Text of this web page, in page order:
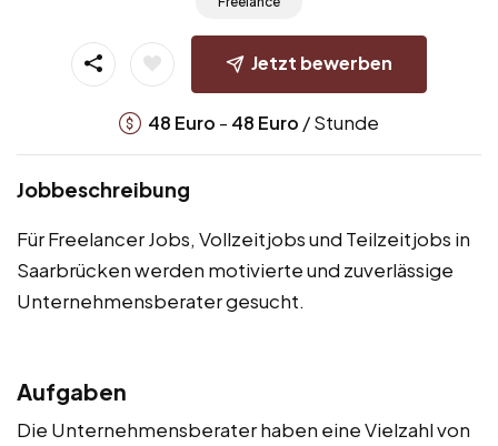
Jetzt bewerben
48 Euro - 48 Euro / Stunde
Jobbeschreibung
Für Freelancer Jobs, Vollzeitjobs und Teilzeitjobs in
Saarbrücken werden motivierte und zuverlässige
Unternehmensberater gesucht.
Aufgaben
Die Unternehmensberater haben eine Vielzahl von